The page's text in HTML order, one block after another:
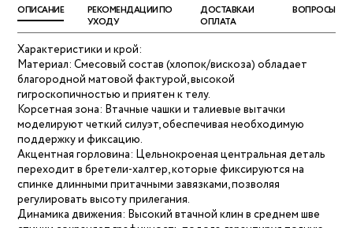
ОПИСАНИЕ
РЕКОМЕНДАЦИИ ПО
УХОДУ
ДОСТАВКА И
ОПЛАТА
ВОПРОСЫ
Характеристики и крой:
Материал: Смесовый состав (хлопок/вискоза) обладает
благородной матовой фактурой, высокой
гигроскопичностью и приятен к телу.
Корсетная зона: Втачные чашки и талиевые вытачки
моделируют четкий силуэт, обеспечивая необходимую
поддержку и фиксацию.
Акцентная горловина: Цельнокроеная центральная деталь
переходит в бретели-халтер, которые фиксируются на
спинке длинными притачными завязками, позволяя
регулировать высоту прилегания.
Динамика движения: Высокий втачной клин в среднем шве